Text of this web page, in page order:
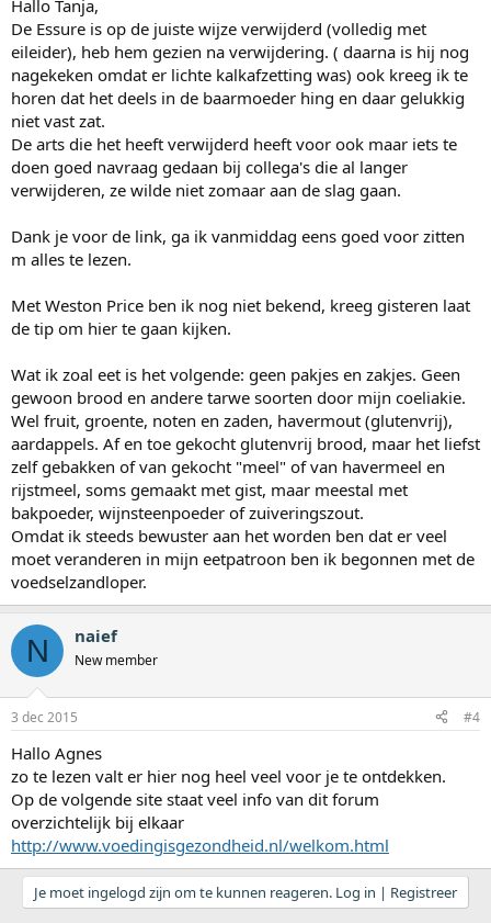
Hallo Tanja,
De Essure is op de juiste wijze verwijderd (volledig met
eileider), heb hem gezien na verwijdering. ( daarna is hij nog
nagekeken omdat er lichte kalkafzetting was) ook kreeg ik te
horen dat het deels in de baarmoeder hing en daar gelukkig
niet vast zat.
De arts die het heeft verwijderd heeft voor ook maar iets te
doen goed navraag gedaan bij collega's die al langer
verwijderen, ze wilde niet zomaar aan de slag gaan.
Dank je voor de link, ga ik vanmiddag eens goed voor zitten
m alles te lezen.
Met Weston Price ben ik nog niet bekend, kreeg gisteren laat
de tip om hier te gaan kijken.
Wat ik zoal eet is het volgende: geen pakjes en zakjes. Geen
gewoon brood en andere tarwe soorten door mijn coeliakie.
Wel fruit, groente, noten en zaden, havermout (glutenvrij),
aardappels. Af en toe gekocht glutenvrij brood, maar het liefst
zelf gebakken of van gekocht "meel" of van havermeel en
rijstmeel, soms gemaakt met gist, maar meestal met
bakpoeder, wijnsteenpoeder of zuiveringszout.
Omdat ik steeds bewuster aan het worden ben dat er veel
moet veranderen in mijn eetpatroon ben ik begonnen met de
voedselzandloper.
N naief
New member
3 dec 2015 #4
Hallo Agnes
zo te lezen valt er hier nog heel veel voor je te ontdekken.
Op de volgende site staat veel info van dit forum
overzichtelijk bij elkaar
http://www.voedingisgezondheid.nl/welkom.html
Je moet ingelogd zijn om te kunnen reageren. Log in | Registreer